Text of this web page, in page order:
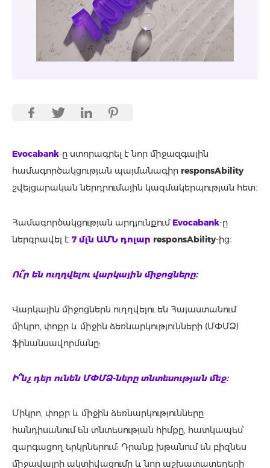
Evocabank-ը ստորագրել է նոր միջազգային
համագործակցության պայմանագիր responsAbility
շվեյցարական ներդրումային կազմակերպության հետ։
Համագործակցության արդյունքում Evocabank-ը
ներգրավել է 7 մլն ԱՄՆ դոլար responsAbility-ից։
Ու՞ր են ուղղվելու վարկային միջոցները։
Վարկային միջոցներն ուղղվելու են Հայաստանում
միկրո, փոքր և միջին ձեռնարկությունների (ՄՓՄՁ)
ֆինանսավորմանը:
Ի՞նչ դեր ունեն ՄՓՄՁ-ները տնտեսության մեջ։
Միկրո, փոքր և միջին ձեռնարկությունները
հանդիսանում են տնտեսության հիմքը, հատկապես՝
զարգացող երկրներում: Դրանք խթանում են բիզնես
միջավայրի ակտիվացումը և նոր աշխատատեղերի